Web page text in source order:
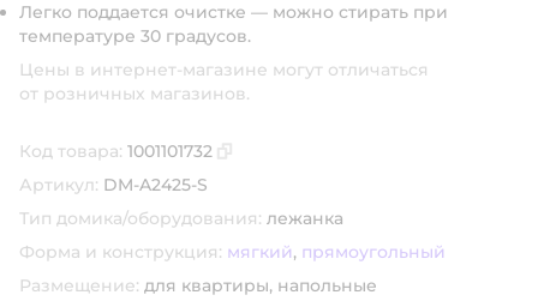
Легко поддается очистке — можно стирать при
температуре 30 градусов.
Цены в интернет-магазине могут отличаться
от розничных магазинов.
Код товара: 1001101732
Артикул: DM-A2425-S
Тип домика/оборудования: лежанка
Форма и конструкция: мягкий, прямоугольный
Размещение: для квартиры, напольные